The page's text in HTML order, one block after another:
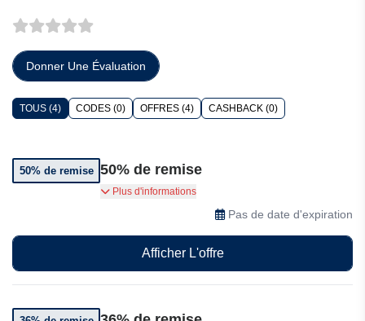
Donner Une Évaluation
TOUS (4) CODES (0) OFFRES (4) CASHBACK (0)
50% de remise 50% de remise
Premium Total Security est disponible à partir de
39,99 €/an, avec une remise de 50 % sur le prix
Plus d'informations
Pas de date d'expiration
Afficher L'offre